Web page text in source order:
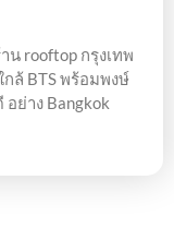
น rooftop กรุงเทพ
ล้ BTS พร้อมพงษ์
ย่าง Bangkok